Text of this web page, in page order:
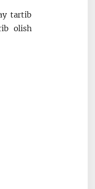
tartib
olish